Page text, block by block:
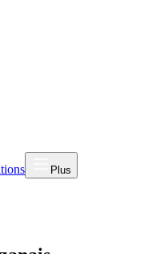
Plus